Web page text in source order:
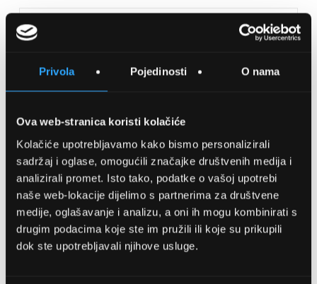
Privola Pojedinosti O nama
Ova web-stranica koristi kolačiće
Kolačiće upotrebljavamo kako bismo personalizirali
sadržaj i oglase, omogućili značajke društvenih medija i
analizirali promet. Isto tako, podatke o vašoj upotrebi
naše web-lokacije dijelimo s partnerima za društvene
medije, oglašavanje i analizu, a oni ih mogu kombinirati s
drugim podacima koje ste im pružili ili koje su prikupili
dok ste upotrebljavali njihove usluge.
SPREMITE NA LISTU ŽELJA
Detalji
OPTIKA NJEGO, POSLOVNICA 1